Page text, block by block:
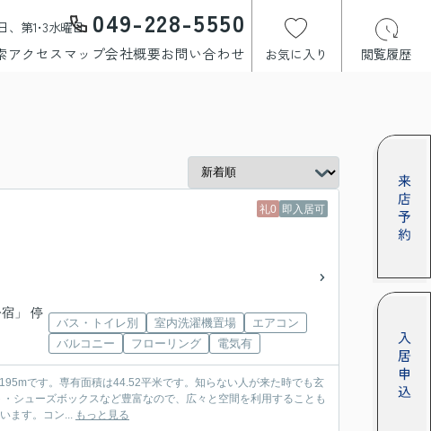
、第1･3水曜日 049-228-5550
アクセスマップ会社概要お問い合わせ お気に入り 閲覧履歴
礼0 即入居可
」 停
バス・トイレ別 室内洗濯機置場
エアコン
バルコニー
フローリング 電気有
です。専有面積は44.52平米です。知らない人が来た時でも玄
シューズボックスなど豊富なので、広々と空間を利用することも
ます。コン... もっと見る